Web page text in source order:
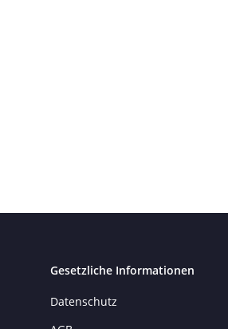
Gesetzliche Informationen
Datenschutz